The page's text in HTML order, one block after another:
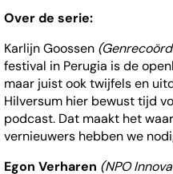
Over de serie:
Karlijn Goossen
festival in Perugia is de
maar juist ook twijfels en
Hilversum hier bewust tijd
podcast. Dat maakt het
vernieuwers hebben we
Egon Verharen (NPO